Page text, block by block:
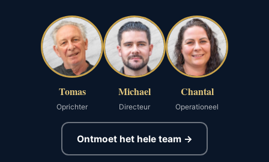
Tomas
Oprichter
Michael
Directeur
Chantal
Operationeel
Ontmoet het hele team →